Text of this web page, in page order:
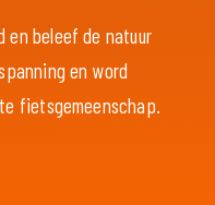
en beleef de natuur
en word
fietsgemeenschap.